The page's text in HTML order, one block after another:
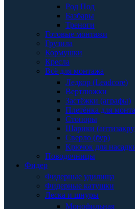
Род Под
Базбары
Треноги
Готовые монтажи
Грузила
Кормушки
Кресла
Всё для монтажа
Ледкор (Leadcore)
Вертлюжки
Застёжки (аграфы)
Плетёнка для
Стопоры
Шарики
Сверло (бур)
Крючок для
Поводочницы
Фидер
Фидерные удилища
Фидерные катушки
Леска и шнуры
Монофильная